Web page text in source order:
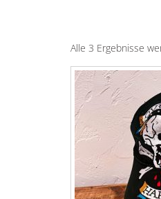
Alle 3 Ergebnisse